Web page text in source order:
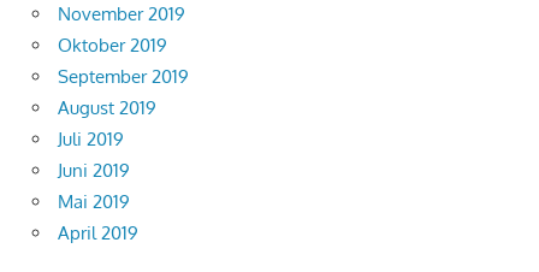
November 2019
Oktober 2019
September 2019
August 2019
Juli 2019
Juni 2019
Mai 2019
April 2019